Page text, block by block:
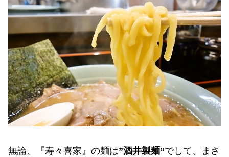
無論、『寿々喜家』の麺は”酒井製麺”でして、まさ